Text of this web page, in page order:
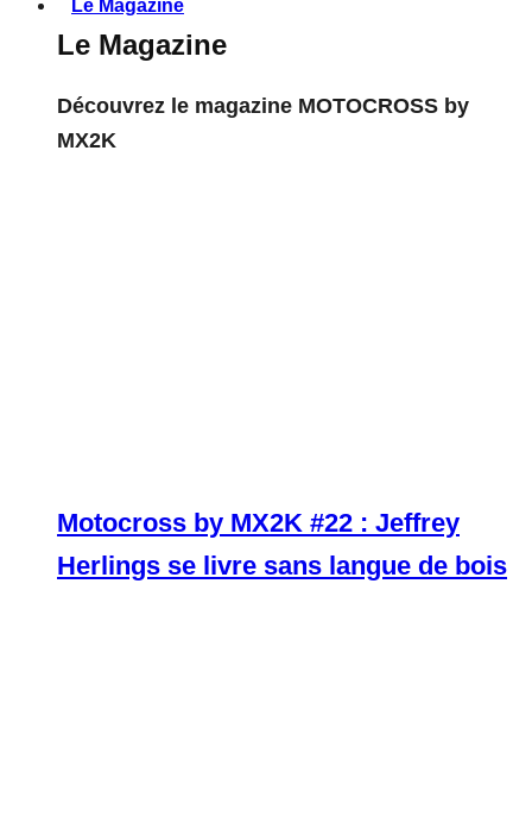
Le Magazine
Le Magazine
Découvrez le magazine MOTOCROSS by
MX2K
Motocross by MX2K #22 : Jeffrey
Herlings se livre sans langue de bois